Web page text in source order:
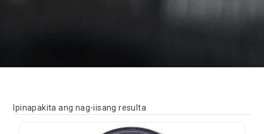
Ipinapakita ang nag-iisang resulta